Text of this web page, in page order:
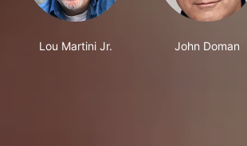
Lou Martini Jr. John Doman